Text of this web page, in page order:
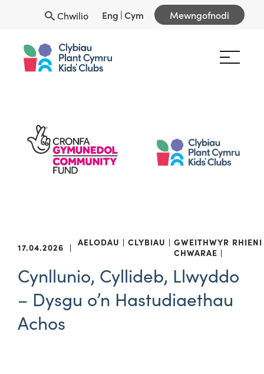
Chwilio Eng |Cym Mewngofnodi
17.04.2026 | AELODAU CLYBIAU
GWEITHWYR
CHWARAE
RHIENI
Cynllunio, Cyllideb, Llwyddo
– Dysgu o’n Hastudiaethau
Achos